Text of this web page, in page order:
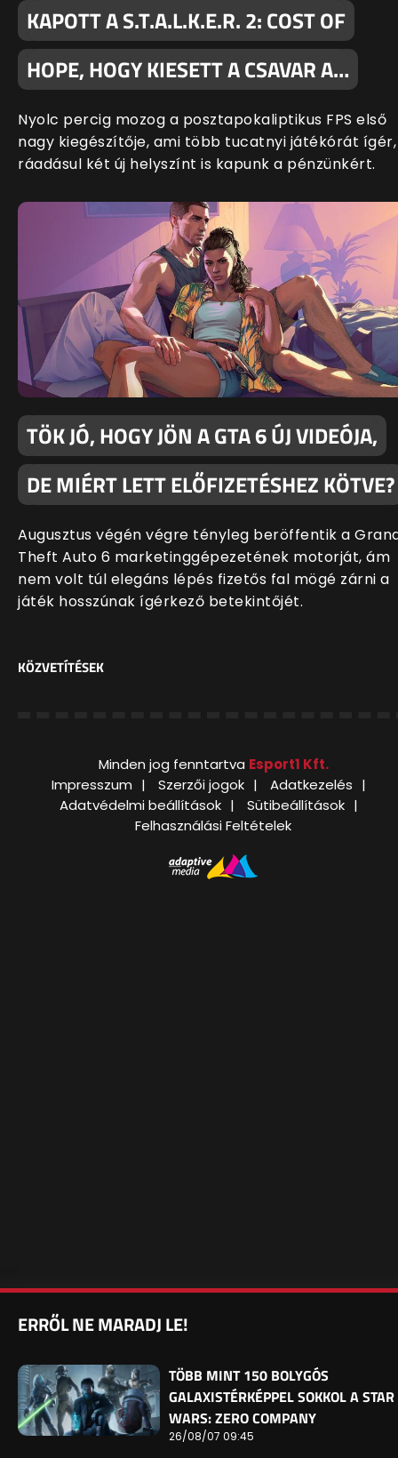
KAPOTT A S.T.A.L.K.E.R. 2: COST OF
HOPE, HOGY KIESETT A CSAVAR A…
Nyolc percig mozog a posztapokaliptikus FPS első
nagy kiegészítője, ami több tucatnyi játékórát ígér,
ráadásul két új helyszínt is kapunk a pénzünkért.
TÖK JÓ, HOGY JÖN A GTA 6 ÚJ VIDEÓJA,
DE MIÉRT LETT ELŐFIZETÉSHEZ KÖTVE?
Augusztus végén végre tényleg beröffentik a
Theft Auto 6 marketinggépezetének motorját, ám
nem volt túl elegáns lépés fizetős fal mögé zárni a
játék hosszúnak ígérkező betekintőjét.
KÖZVETÍTÉSEK
Minden jog fenntartva Esport1 Kft.
Impresszum
Szerzői jogok
Adatkezelés
Adatvédelmi beállítások
Sütibeállítások
Felhasználási Feltételek
ERRŐL NE MARADJ LE!
TÖBB MINT 150 BOLYGÓS
GALAXISTÉRKÉPPEL SOKKOL A STAR
WARS: ZERO COMPANY
26/08/07 09:45